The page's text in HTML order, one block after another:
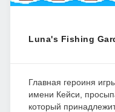
Luna's Fishing
Главная героиня
имени Кейси,
который